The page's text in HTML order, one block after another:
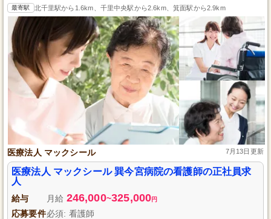
最寄駅 北千里駅から1.6km、千里中央駅から2.6km、箕面駅から2.9km
医療法人 マックシール 7月13日更新
医療法人 マックシール 巽今宮病院の看護師の正社員求
人
給与 月給 246,000~325,000円
応募要件必須: 看護師